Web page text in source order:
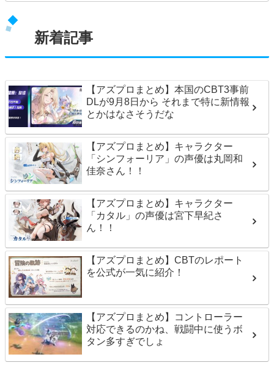
新着記事
【アズプロまとめ】本国のCBT3事前
DLが9月8日から それまで特に新情報
とかはなさそうだな
【アズプロまとめ】キャラクター
「シンフォーリア」の声優は丸岡和
佳奈さん！！
【アズプロまとめ】キャラクター
「カタル」の声優は宮下早紀さ
ん！！
【アズプロまとめ】CBTのレポート
を公式が一気に紹介！
【アズプロまとめ】コントローラー
対応できるのかね、戦闘中に使うボ
タン多すぎでしょ